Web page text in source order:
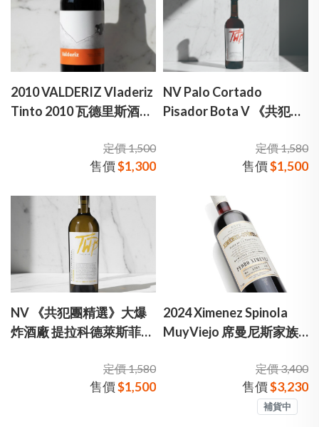
2010 VALDERIZ Vladeriz
Tinto 2010 瓦德里斯酒廠
定價 1,500
售價$1,300
NV Palo Cortado
Pisador Bota V 《共犯團
列5號 保羅科他多雪莉酒
定價 1,580
售價$1,500
NV 《共犯團精選》大爆
炸酒廠 提拉科德萊斯菲諾
定價 1,580
售價$1,500
2024 Ximenez Spinola
MuyViejo 席曼尼斯家族
定價 3,400
售價$3,230
補貨中